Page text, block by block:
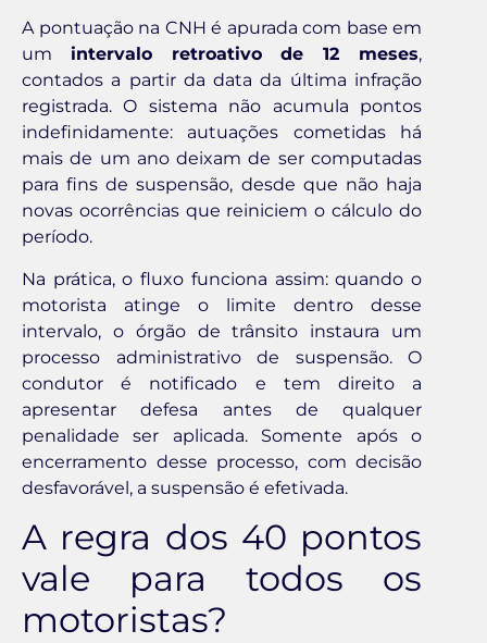
A pontuação na CNH é apurada com base em
um intervalo retroativo de 12 meses,
contados a partir da data da última infração
registrada. O sistema não acumula pontos
indefinidamente: autuações cometidas há
mais de um ano deixam de ser computadas
para fins de suspensão, desde que não haja
novas ocorrências que reiniciem o cálculo do
período.
Na prática, o fluxo funciona assim: quando o
motorista atinge o limite dentro desse
intervalo, o órgão de trânsito instaura um
processo administrativo de suspensão. O
condutor é notificado e tem direito a
apresentar defesa antes de qualquer
penalidade ser aplicada. Somente após o
encerramento desse processo, com decisão
desfavorável, a suspensão é efetivada.
A regra dos 40 pontos
vale para todos os
motoristas?